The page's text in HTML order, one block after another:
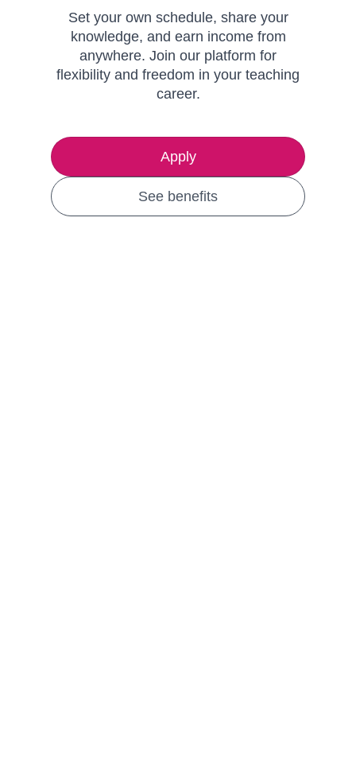
Set your own schedule, share your
knowledge, and earn income from
anywhere. Join our platform for
flexibility and freedom in your teaching
career.
Apply
See benefits